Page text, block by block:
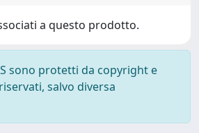
a questo prodotto.
sono protetti da copyright e
salvo diversa